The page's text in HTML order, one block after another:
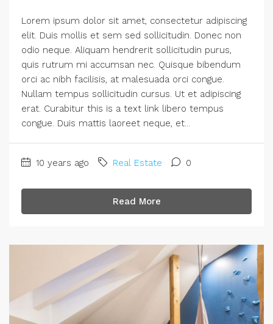
Lorem ipsum dolor sit amet, consectetur adipiscing
elit. Duis mollis et sem sed sollicitudin. Donec non
odio neque. Aliquam hendrerit sollicitudin purus,
quis rutrum mi accumsan nec. Quisque bibendum
orci ac nibh facilisis, at malesuada orci congue.
Nullam tempus sollicitudin cursus. Ut et adipiscing
erat. Curabitur this is a text link libero tempus
congue. Duis mattis laoreet neque, et...
10 years ago Real Estate 0
Read More